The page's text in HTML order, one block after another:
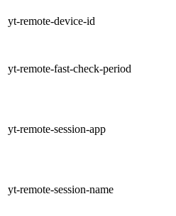
yt-remote-device-id
yt-remote-fast-check-period
yt-remote-session-app
yt-remote-session-name